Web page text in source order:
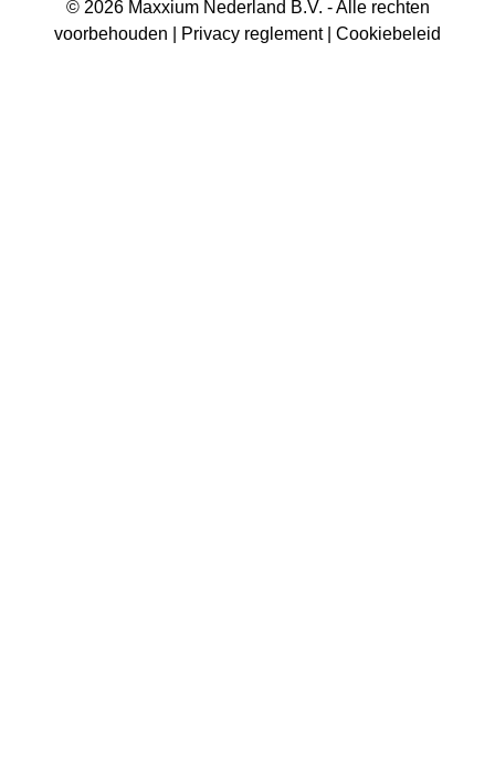
© 2026 Maxxium Nederland B.V. - Alle rechten
voorbehouden |
Privacy reglement| Cookiebeleid